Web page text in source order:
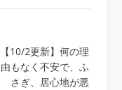
【10/2更新】何の理
由もなく不安で、ふ
さぎ、居心地が悪